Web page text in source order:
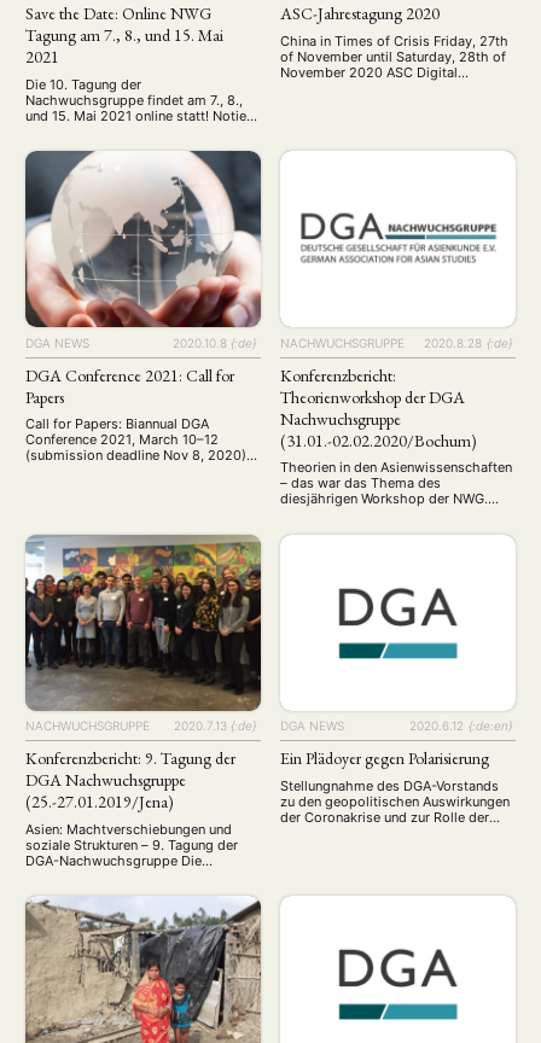
Save the Date: Online NWG
Tagung am 7., 8., und 15. Mai
2021
Die 10. Tagung der
Nachwuchsgruppe findet am 7., 8.,
und 15. Mai 2021 online statt! Notiert
veröffentlichen. Da eine virtuelle
Tagung deutlich weniger finanziellen
Aufwand bedeutet, sind wir in der
glücklichen Lage mehr Ressourcen
für Keynote-Speaker aufwenden zu
können. Falls es Personen gibt, …
ASC-Jahrestagung 2020
China in Times of Crisis Friday, 27th
of November until Saturday, 28th of
November 2020 ASC Digital
DGA NEWS 2020.10.8 {:de}
DGA Conference 2021: Call for
Papers
Call for Papers: Biannual DGA
Conference 2021, March 10–12
(submission deadline Nov 8, 2020)
Building March 10–12, 2021 Now:
Call for Papers Submission deadline:
November 8th, 2020 Visit the
conference website: dga-
conference.de
NACHWUCHSGRUPPE 2020.8.28 {:de}
Konferenzbericht:
Theorienworkshop der DGA
Nachwuchsgruppe
(31.01.-02.02.2020/Bochum)
Theorien in den Asienwissenschaften
– das war das Thema des
diesjährigen Workshop der NWG.
traten hierfür von Süddeutschland
führten wir theoriegeleitete
Diskussionen über unsere
Forschungsprojekte. Dabei stellten
wir uns auch Fragen nach dem
Umgang mit Eurozentrismus sowie
NACHWUCHSGRUPPE 2020.7.13 {:de}
Konferenzbericht: 9. Tagung der
DGA Nachwuchsgruppe
(25.-27.01.2019/Jena)
Asien: Machtverschiebungen und
soziale Strukturen – 9. Tagung der
DGA-Nachwuchsgruppe Die
diesmal im Akademiehotel in Jena
statt, wie immer unter der Leitung
des SprecherInnenteams der
Nachwuchsgruppe. Nach
einleitenden Worten des
SprecherInnenteams eröffneten Jari
John und Felix Doege die Tagung mit
dem ersten Panel zum Thema
Wirtschaft, das von …
DGA NEWS 2020.6.12 {:de:en}
Ein Plädoyer gegen Polarisierung
Stellungnahme des DGA-Vorstands
zu den geopolitischen Auswirkungen
der Coronakrise und zur Rolle der
Asian Studies Stellungnahme des
DGA-Vorstands zu den
modernen Asienwissenschaften Seit
etwa einem halben …